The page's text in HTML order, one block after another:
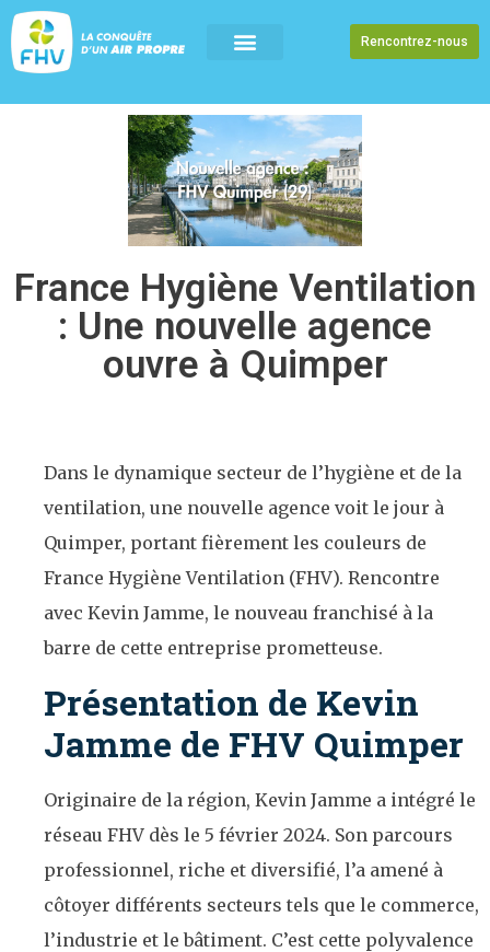
Rencontrez-nous
France Hygiène Ventilation
: Une nouvelle agence
ouvre à Quimper
Dans le dynamique secteur de l’hygiène et de la
ventilation, une nouvelle agence voit le jour à
Quimper, portant fièrement les couleurs de
France Hygiène Ventilation (FHV). Rencontre
avec Kevin Jamme, le nouveau franchisé à la
barre de cette entreprise prometteuse.
Présentation de Kevin
Jamme de FHV Quimper
Originaire de la région, Kevin Jamme a intégré le
réseau FHV dès le 5 février 2024. Son parcours
professionnel, riche et diversifié, l’a amené à
côtoyer différents secteurs tels que le commerce,
l’industrie et le bâtiment. C’est cette polyvalence